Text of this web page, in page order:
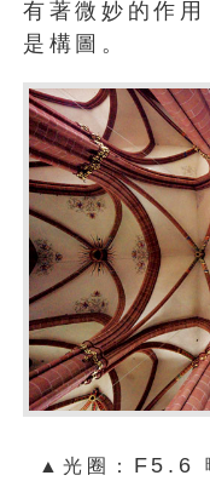
有著微妙的作
是構圖。
▲光圈： F5.6